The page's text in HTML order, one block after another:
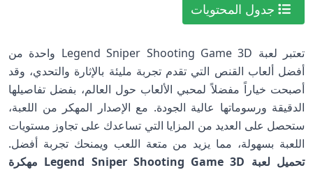
جدول المحتويات
تعتبر لعبة Legend Sniper Shooting Game 3D واحدة من
أفضل ألعاب القنص التي تقدم تجربة مليئة بالإثارة والتحدي، وقد
أصبحت خياراً مفضلاً لمحبي الألعاب حول العالم، بفضل تفاصيلها
الدقيقة ورسوماتها عالية الجودة. مع الإصدار المهكر من اللعبة،
ستحصل على العديد من المزايا التي تساعدك على تجاوز مستويات
اللعبة بسهولة، مما يزيد من متعة اللعب ويمنحك تجربة أفضل.
تحميل لعبة Legend Sniper Shooting Game 3D مهكرة